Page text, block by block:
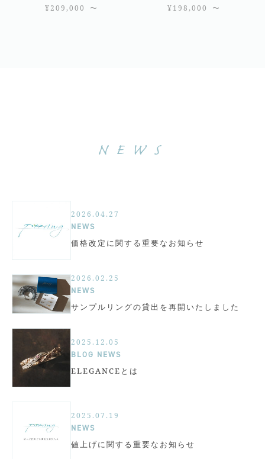
¥209,000 〜 ¥198,000 〜
NEWS
2026.04.27
NEWS
価格改定に関する重要なお知らせ
2026.02.25
NEWS
サンプルリングの貸出を再開いたしました
2025.12.05
BLOG NEWS
ELEGANCEとは
2025.07.19
NEWS
値上げに関する重要なお知らせ